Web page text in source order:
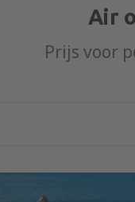
Air
Prijs voor